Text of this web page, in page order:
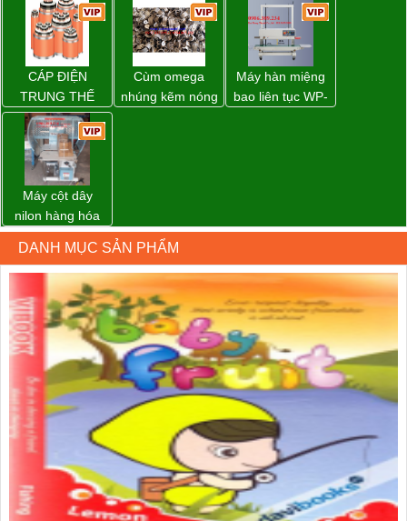
chính hãng
CÁP ĐIỆN
TRUNG THẾ
Cùm omega
nhúng kẽm nóng
Máy hàn miệng
bao liên tục WP-
Máy cột dây
nilon hàng hóa
model CY-100
DANH MỤC SẢN PHẨM